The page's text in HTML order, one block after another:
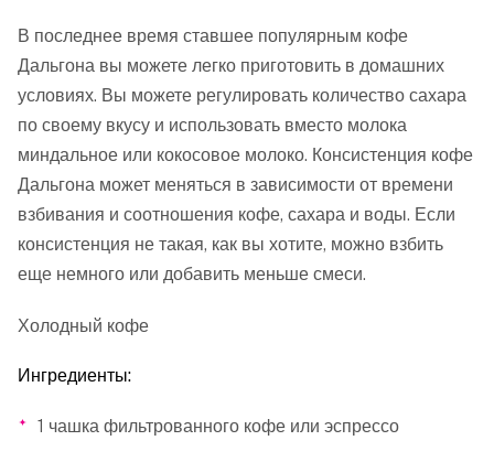
В последнее время ставшее популярным кофе
Дальгона вы можете легко приготовить в домашних
условиях. Вы можете регулировать количество сахара
по своему вкусу и использовать вместо молока
миндальное или кокосовое молоко. Консистенция кофе
Дальгона может меняться в зависимости от времени
взбивания и соотношения кофе, сахара и воды. Если
консистенция не такая, как вы хотите, можно взбить
еще немного или добавить меньше смеси.
Холодный кофе
Ингредиенты:
1 чашка фильтрованного кофе или эспрессо